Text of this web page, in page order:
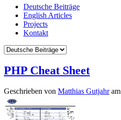
Deutsche Beiträge
English Articles
Projects
Kontakt
PHP Cheat Sheet
Geschrieben von Matthias Gutjahram